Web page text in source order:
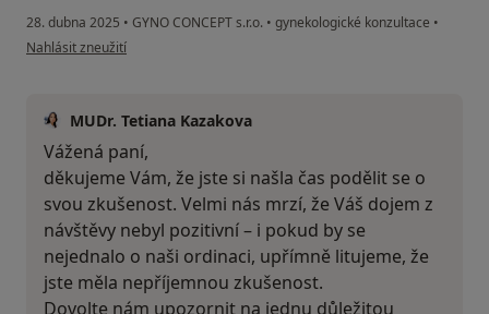
28. dubna 2025 • GYNO CONCEPT s.r.o. • gynekologické konzultace •
podle názoru uživatele :(
Nahlásit zneužití
MUDr. Tetiana Kazakova
Vážená paní,
děkujeme Vám, že jste si našla čas podělit se o
svou zkušenost. Velmi nás mrzí, že Váš dojem z
návštěvy nebyl pozitivní – i pokud by se
nejednalo o naši ordinaci, upřímně litujeme, že
jste měla nepříjemnou zkušenost.
Dovolte nám upozornit na jednu důležitou